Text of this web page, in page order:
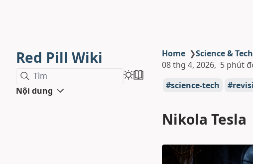
Red Pill Wiki
Tìm
Nội dung
Home ❯Science &
08 thg 4, 2026 5 phút
science-tech
Nikola Tesla